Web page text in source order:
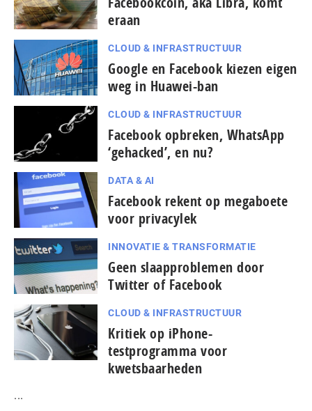
eraan
CLOUD & INFRASTRUCTUUR
Google en Facebook kiezen eigen
weg in Huawei-ban
CLOUD & INFRASTRUCTUUR
Facebook opbreken, WhatsApp
‘gehacked’, en nu?
DATA & AI
Facebook rekent op megaboete
voor privacylek
INNOVATIE & TRANSFORMATIE
Geen slaapproblemen door
Twitter of Facebook
CLOUD & INFRASTRUCTUUR
Kritiek op iPhone-
testprogramma voor
kwetsbaarheden
...